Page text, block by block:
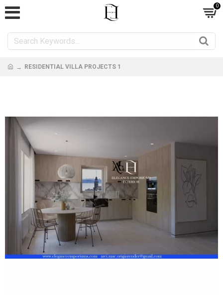
0
RESIDENTIAL VILLA PROJECTS 1